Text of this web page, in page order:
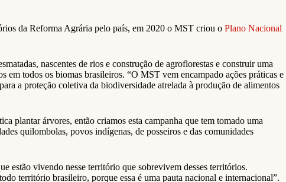
da Reforma Agrária pelo país, em 2020 o MST criou o Plano Nacional
nascentes de rios e construção de agroflorestas e construir uma
todos os biomas brasileiros. “O MST vem encampado ações práticas e
a proteção coletiva da biodiversidade atrelada à produção de alimentos
plantar árvores, então criamos esta campanha que tem tomado uma
quilombolas, povos indígenas, de posseiros e das comunidades
estão vivendo nesse território que sobrevivem desses territórios.
território brasileiro, porque essa é uma pauta nacional e internacional”.